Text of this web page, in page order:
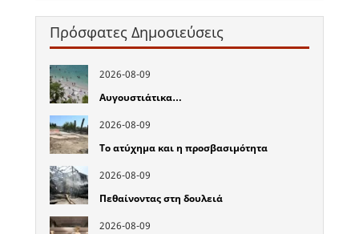
Πρόσφατες Δημοσιεύσεις
2026-08-09
Αυγουστιάτικα…
2026-08-09
Το ατύχημα και η προσβασιμότητα
2026-08-09
Πεθαίνοντας στη δουλειά
2026-08-09